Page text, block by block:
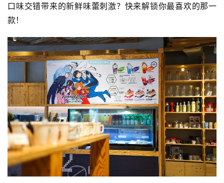
口味交错带来的新鲜味蕾刺激？快来解锁你最喜欢的那一
款！